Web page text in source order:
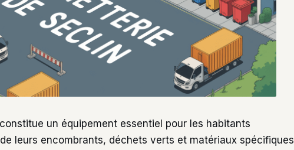
constitue un équipement essentiel pour les habitants
leurs encombrants, déchets verts et matériaux spécifiques